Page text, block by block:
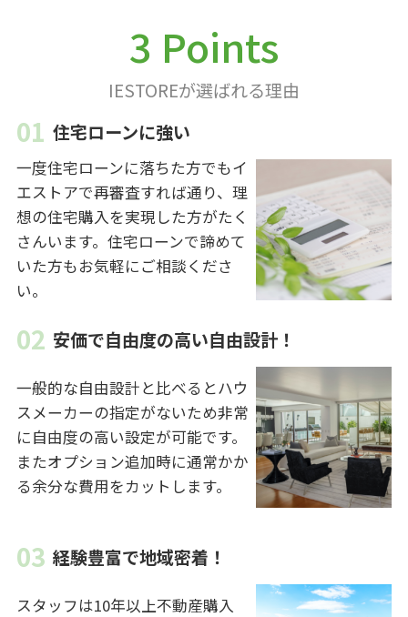
3 Points
IESTOREが選ばれる理由
住宅ローンに強い
一度住宅ローンに落ちた方でもイ
エストアで再審査すれば通り、理
想の住宅購入を実現した方がたく
さんいます。住宅ローンで諦めて
いた方もお気軽にご相談くださ
い。
安価で自由度の高い自由設計！
一般的な自由設計と比べるとハウ
スメーカーの指定がないため非常
に自由度の高い設定が可能です。
またオプション追加時に通常かか
る余分な費用をカットします。
経験豊富で地域密着！
スタッフは10年以上不動産購入